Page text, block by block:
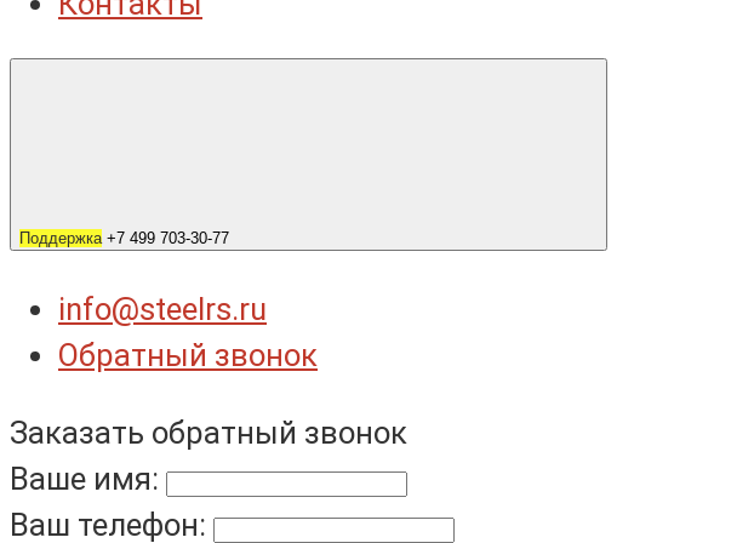
Поддержка +7 499 703-30-77
info@steelrs.ru
Обратный звонок
Заказать обратный звонок
Ваше имя:
Ваш телефон: